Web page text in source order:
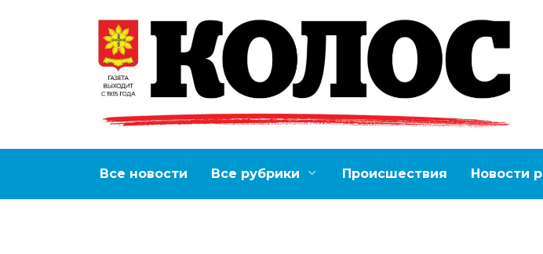
Все новости Все рубрики Происшествия Новости